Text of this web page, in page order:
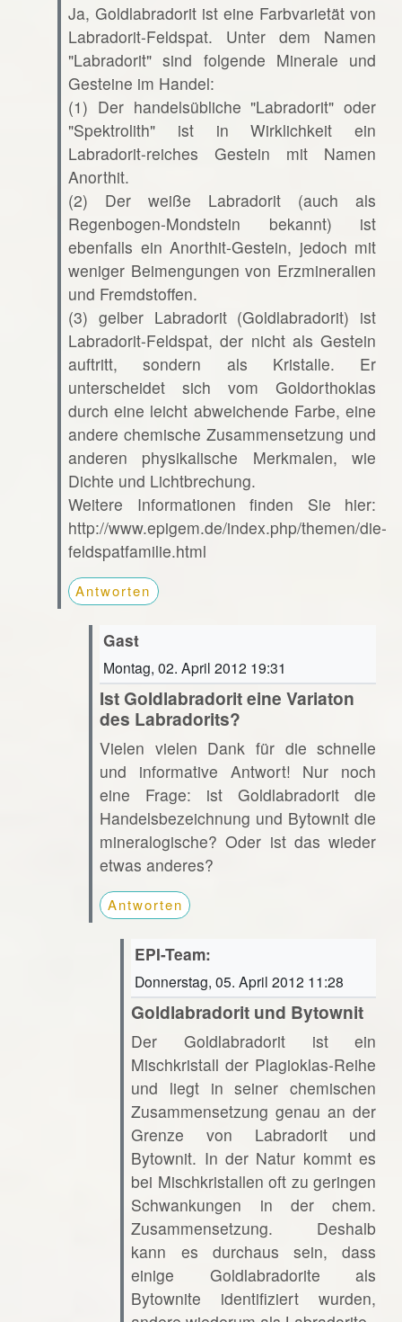
Ja, Goldlabradorit ist eine Farbvarietät von
Labradorit-Feldspat. Unter dem Namen
"Labradorit" sind folgende Minerale und
Gesteine im Handel:
(1) Der handelsübliche "Labradorit" oder
"Spektrolith" ist in Wirklichkeit ein
Labradorit-reiches Gestein mit Namen
Anorthit.
(2) Der weiße Labradorit (auch als
Regenbogen-Mondstein bekannt) ist
ebenfalls ein Anorthit-Gestein, jedoch mit
weniger Beimengungen von Erzmineralien
und Fremdstoffen.
(3) gelber Labradorit (Goldlabradorit) ist
Labradorit-Feldspat, der nicht als Gestein
auftritt, sondern als Kristalle. Er
unterscheidet sich vom Goldorthoklas
durch eine leicht abweichende Farbe, eine
andere chemische Zusammensetzung und
anderen physikalische Merkmalen, wie
Dichte und Lichtbrechung.
Weitere Informationen finden Sie hier:
http://www.epigem.de/index.php/themen/die-
feldspatfamilie.html
Antworten
Gast
Montag, 02. April 2012 19:31
Ist Goldlabradorit eine Variaton
des Labradorits?
Vielen vielen Dank für die schnelle
und informative Antwort! Nur noch
eine Frage: ist Goldlabradorit die
Handelsbezeichnung und Bytownit die
mineralogische? Oder ist das wieder
etwas anderes?
Antworten
EPI-Team:
Donnerstag, 05. April 2012 11:28
Goldlabradorit und Bytownit
Der Goldlabradorit ist ein
Mischkristall der Plagioklas-Reihe
und liegt in seiner chemischen
Zusammensetzung genau an der
Grenze von Labradorit und
Bytownit. In der Natur kommt es
bei Mischkristallen oft zu geringen
Schwankungen in der chem.
Zusammensetzung. Deshalb
kann es durchaus sein, dass
einige Goldlabradorite als
Bytownite identifiziert wurden,